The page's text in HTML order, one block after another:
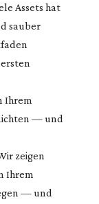
Assets hat
sauber
Ihrem
— und
zeigen
Ihrem
— und